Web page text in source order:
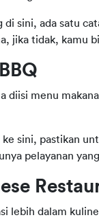
di sini, ada satu
jika tidak, kamu
diisi menu
sini, pastikan
pelayanan